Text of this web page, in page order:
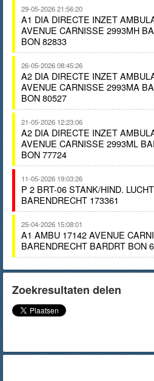
29-05-2026 21:56:20
A1 DIA DIRECTE INZET
AVENUE CARNISSE 2993MH
BON 82833
26-05-2026 08:45:26
A2 DIA DIRECTE INZET
AVENUE CARNISSE 2993MA
BON 80527
21-05-2026 12:23:06
A2 DIA DIRECTE INZET
AVENUE CARNISSE 2993ML
BON 77724
11-05-2026 19:03:26
P 2 BRT-06 STANK/HIND.
BARENDRECHT 173361
25-04-2026 15:08:01
A1 AMBU 17142 AVENUE
BARENDRECHT BARDRT BON
Zoekresultaten delen